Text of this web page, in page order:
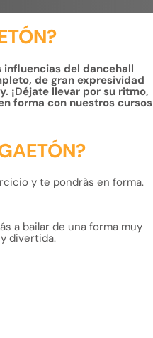
influencias del dancehall
de gran expresividad
¡Déjate llevar por su ritmo,
forma con nuestros cursos
y te pondràsen forma.
a bailar de una forma muy
ydivertida.